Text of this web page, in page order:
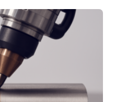
Die Anordnung kann
so mehr Kontrolle
Die ebenfalls neue
dient dazu, die Software
Zur Messe FACHPACK
Nürnberg…